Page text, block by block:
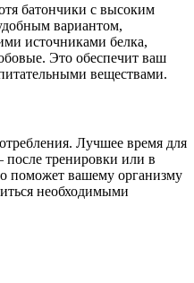
батончики с высоким
вариантом,
источниками белка,
Это обеспечит ваш
веществами.
Лучшее время для
тренировки или в
поможет вашему организму
необходимыми